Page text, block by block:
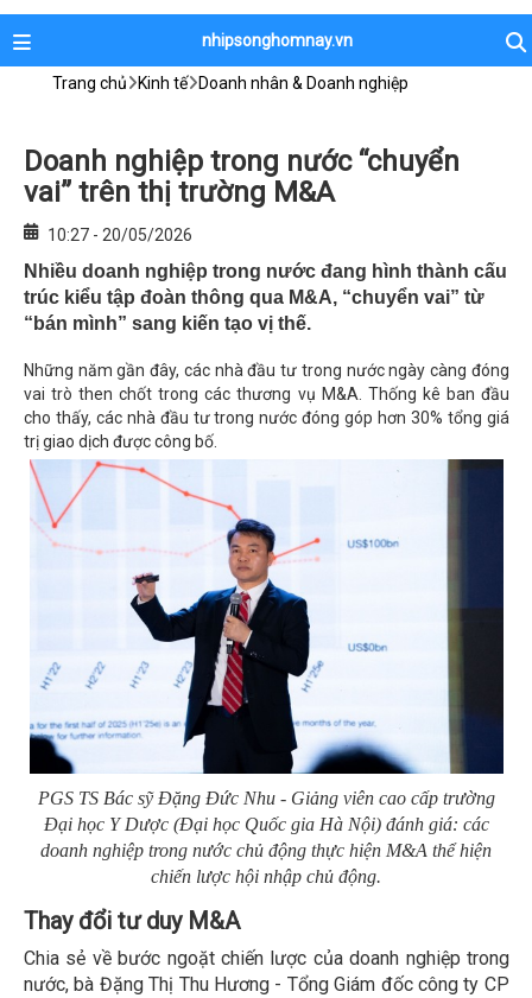
nhipsonghomnay.vn
Trang chủ Kinh tế Doanh nhân & Doanh nghiệp
Doanh nghiệp trong nước “chuyển
vai” trên thị trường M&A
10:27 - 20/05/2026
Nhiều doanh nghiệp trong nước đang hình thành cấu
trúc kiểu tập đoàn thông qua M&A, “chuyển vai” từ
“bán mình” sang kiến tạo vị thế.
Những năm gần đây, các nhà đầu tư trong nước ngày càng đóng
vai trò then chốt trong các thương vụ M&A. Thống kê ban đầu
cho thấy, các nhà đầu tư trong nước đóng góp hơn 30% tổng giá
trị giao dịch được công bố.
PGS TS Bác sỹ Đặng Đức Nhu - Giảng viên cao cấp trường
Đại học Y Dược (Đại học Quốc gia Hà Nội) đánh giá: các
doanh nghiệp trong nước chủ động thực hiện M&A thể hiện
chiến lược hội nhập chủ động.
Thay đổi tư duy M&A
Chia sẻ về bước ngoặt chiến lược của doanh nghiệp trong
nước, bà Đặng Thị Thu Hương - Tổng Giám đốc công ty CP